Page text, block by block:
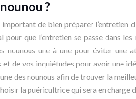
?
important de bien préparer l’entretien
que l’entretien se passe dans
nounous une à une pour éviter une
de vos inquiétudes pour avoir une
des nounous afin de trouver la
la puéricultrice qui sera en charge